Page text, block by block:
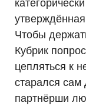
Чтобы
Кубрик
цепляться к
старался
партнёрши